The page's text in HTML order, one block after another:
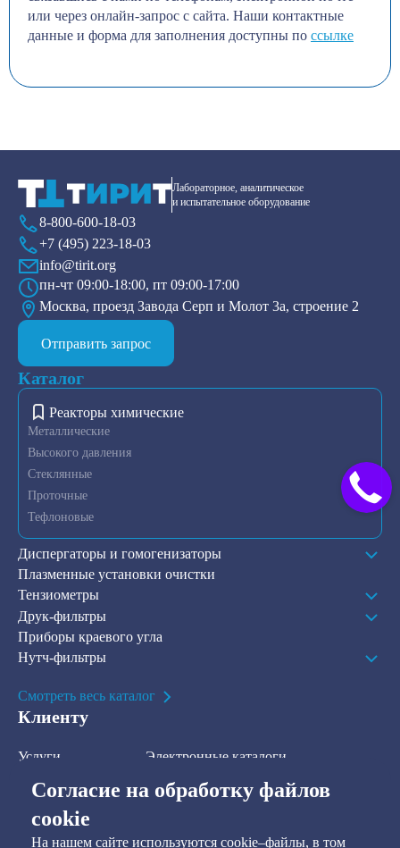
или через онлайн-запрос с сайта. Наши контактные
данные и форма для заполнения доступны по ссылке
Согласие на обработку файлов
cookie
На нашем сайте используются cookie–файлы, в том
Лабораторное, аналитическое
и испытательное оборудование
8-800-600-18-03
+7 (495) 223-18-03
info@tirit.org
пн-чт 09:00-18:00, пт 09:00-17:00
Москва, проезд Завода Серп и Молот 3а, строение 2
Отправить запрос
Каталог
Реакторы химические
Металлические
Высокого давления
Стеклянные
Проточные
Тефлоновые
Диспергаторы и гомогенизаторы
Плазменные установки очистки
Тензиометры
Друк-фильтры
Приборы краевого угла
Нутч-фильтры
Смотреть весь каталог
Клиенту
Услуги
В наличии на складе
Электронные каталоги
Контакты